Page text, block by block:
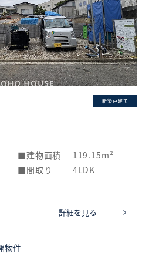
新築戸建て
建物面積
119.15m²
間取り 4LDK
詳細を見る
物件